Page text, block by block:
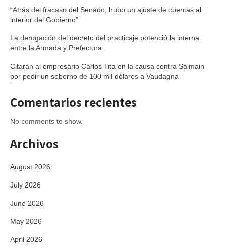
“Atrás del fracaso del Senado, hubo un ajuste de cuentas al
interior del Gobierno”
La derogación del decreto del practicaje potenció la interna
entre la Armada y Prefectura
Citarán al empresario Carlos Tita en la causa contra Salmain
por pedir un soborno de 100 mil dólares a Vaudagna
Comentarios recientes
No comments to show.
Archivos
August 2026
July 2026
June 2026
May 2026
April 2026